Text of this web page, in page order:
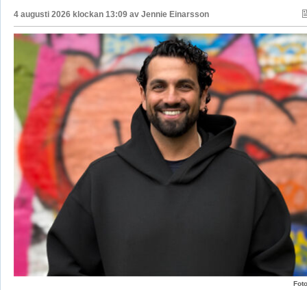
4 augusti 2026 klockan 13:09 av Jennie Einarsson